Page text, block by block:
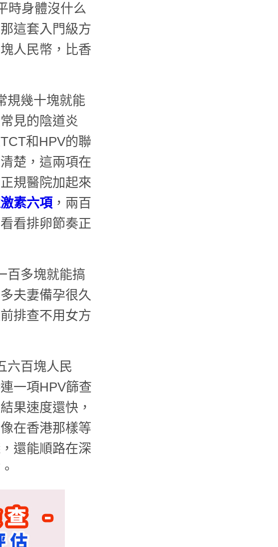
時身體沒什么
這套入門級方
人民幣，比香
規幾十塊就能
見的陰道炎
和HPV的聯
楚，這兩項在
規醫院加起來
素六項 ，兩百
看排卵節奏正
百多塊就能搞
夫妻備孕很久
排查不用女方
六百塊人民
一項HPV篩查
果速度還快，
在香港那樣等
還能順路在深